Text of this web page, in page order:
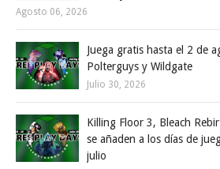
Agosto 06, 2026
Juega gratis hasta el 2 de
Polterguys y Wildgate
Julio 30, 2026
Killing Floor 3, Bleach
se añaden a los días de
julio